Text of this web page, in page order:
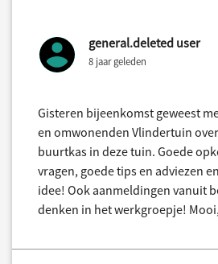
general.deleted user
8 jaar geleden
Gisteren bijeenkomst geweest
en omwonenden Vlindertuin
buurtkas in deze tuin. Goede
vragen, goede tips en adviezen
idee! Ook aanmeldingen vanuit
denken in het werkgroepje!